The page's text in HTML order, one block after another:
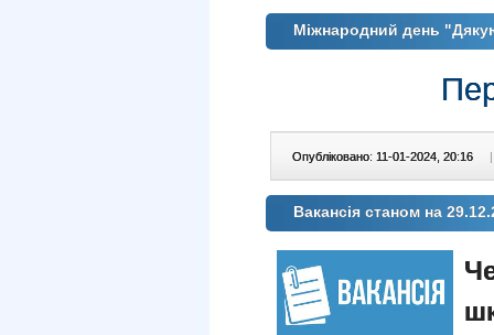
Міжнародний день
Опубліковано: 11-01-2024, 20:16 |
Вакансія станом на